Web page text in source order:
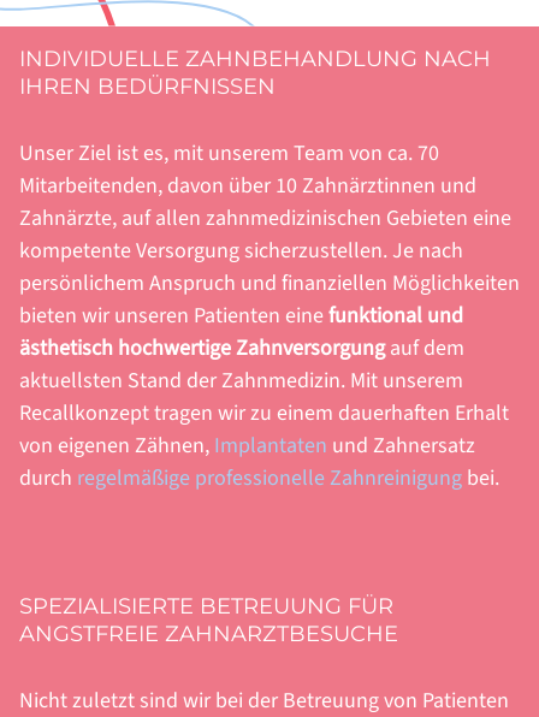
INDIVIDUELLE ZAHNBEHANDLUNG NACH
IHREN BEDÜRFNISSEN
Unser Ziel ist es, mit unserem Team von ca. 70
Mitarbeitenden, davon über 10 Zahnärztinnen und
Zahnärzte, auf allen zahnmedizinischen Gebieten eine
kompetente Versorgung sicherzustellen. Je nach
persönlichem Anspruch und finanziellen Möglichkeiten
bieten wir unseren Patienten einefunktional und
ästhetisch hochwertige Zahnversorgungauf dem
aktuellsten Stand der Zahnmedizin. Mit unserem
Recallkonzept tragen wir zu einem dauerhaften Erhalt
von eigenen Zähnen, Implantaten und Zahnersatz
durch regelmäßige professionelle Zahnreinigung bei.
SPEZIALISIERTE BETREUUNG FÜR
ANGSTFREIE ZAHNARZTBESUCHE
Nicht zuletzt sind wir bei der Betreuung von Patienten